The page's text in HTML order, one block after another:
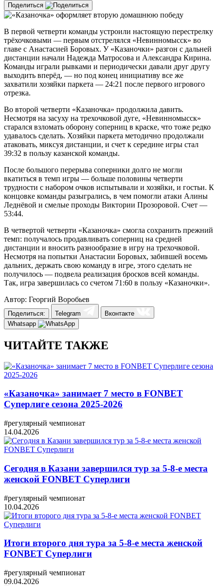
Поделиться
В первой четверти команды устроили настоящую перестрелку
трёхочковыми — первым отстрелялся «Невинномысск» во
главе с Анастасией Боровых. У «Казаночки» разгон с дальней
дистанции начали Надежда Матросова и Александра Кирина.
Команды играли рывками и периодически давали друг другу
выходить вперёд, — но под конец инициативу все же
захватили хозяйки паркета — 24:21 после первого игрового
отрезка.
Во второй четверти «Казаночка» продолжила давить.
Несмотря на засуху на трехочковой дуге, «Невинномысск»
старался взломать оборону соперниц в краске, что тоже редко
удавалось сделать. Хозяйки паркета методично продолжали
атаковать, миксуя дистанции, и счет к середине игры стал
39:32 в пользу казанской команды.
После большого перерыва соперники долго не могли
вкатиться в темп игры — больше половины четверти
трудности с набором очков испытывали и хозяйки, и гостьи. К
концовке команды разыгрались, в чем помогли атаки Алины
Леднёвой и смелые проходы Виктории Прозоровой. Счет —
53:44.
В четвертой четверти «Казаночка» смогла сохранить прежний
темп: получалось продавливать соперниц на средней
дистанции и вносить разнообразие в игру на трехочковой.
Несмотря на попытки Анастасии Боровых, забившей восемь
дальних, держать свою команду в игре, этого сделать не
получилось — подвела реализация бросков всей команды.
Так, игра завершилась со счетом 71:60 в пользу «Казаночки».
Автор: Георгий Воробьев
Поделиться: Telegram
Вконтакте
Whatsapp
ЧИТАЙТЕ ТАКЖЕ
«Казаночка» занимает 7 место в FONBET
Суперлиге сезона 2025-2026
#регулярный чемпионат
14.04.2026
Сегодня в Казани завершился тур за 5-8-е места
женской FONBET Суперлиги
#регулярный чемпионат
10.04.2026
Итоги второго дня тура за 5-8-е места женской
FONBET Суперлиги
#регулярный чемпионат
09.04.2026